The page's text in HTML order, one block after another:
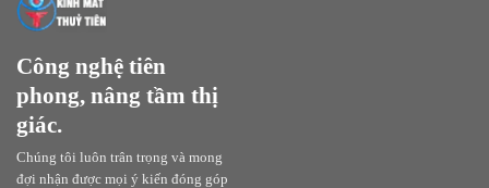
Công nghệ tiên
phong, nâng tầm thị
giác.
Chúng tôi luôn trân trọng và mong
đợi nhận được mọi ý kiến đóng góp